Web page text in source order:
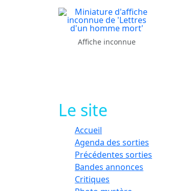
Affiche inconnue
Le site
Accueil
Agenda des sorties
Précédentes sorties
Bandes annonces
Critiques